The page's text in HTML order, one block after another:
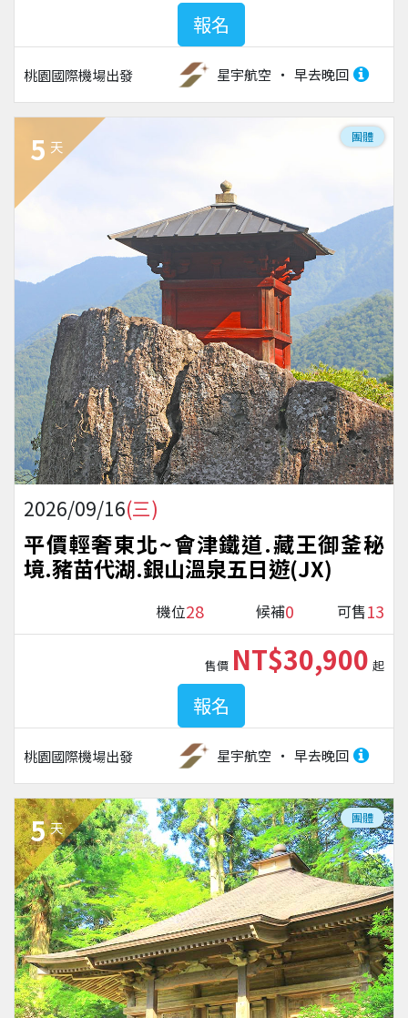
桃園國際機場出發 星宇航空 早去晚回
報名
5 天
團體
2026/09/16(三)
平價輕奢東北~會津鐵道.藏王御釜秘
境.豬苗代湖.銀山溫泉五日遊(JX)
機位28 候補0 可售13
桃園國際機場出發 星宇航空 早去晚回
售價 NT$30,900 起
報名
5 天
團體